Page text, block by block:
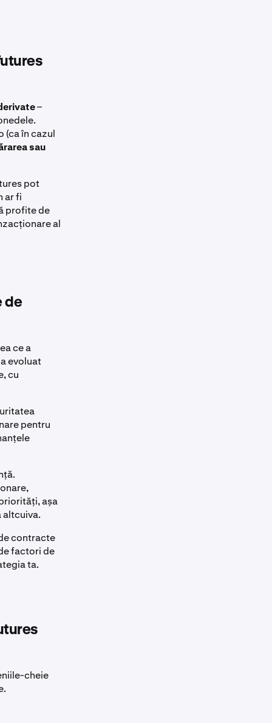
–
(ca în cazul
sau
pot
ar fi
profite de
al
de
ce a
evoluat
cu
pentru
așa
altcuiva.
contracte
factori de
ta.
cheie